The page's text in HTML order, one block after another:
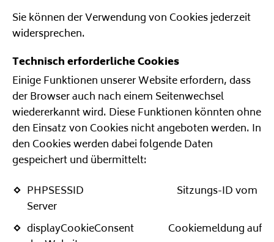
Sie können der Verwendung von Cookies jederzeit
widersprechen.
Technisch erforderliche Cookies
Einige Funktionen unserer Website erfordern, dass
der Browser auch nach einem Seitenwechsel
wiedererkannt wird. Diese Funktionen könnten ohne
den Einsatz von Cookies nicht angeboten werden. In
den Cookies werden dabei folgende Daten
gespeichert und übermittelt:
PHPSESSID Sitzungs-ID vom
Server
displayCookieConsent Cookiemeldung auf